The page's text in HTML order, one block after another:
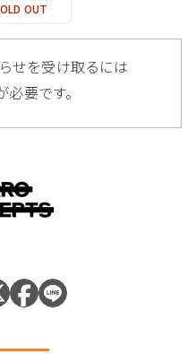
OUT
せを受け取るには
必要です。